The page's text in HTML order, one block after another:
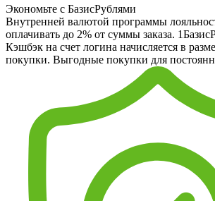
Экономьте с БазисРублями
Внутренней валютой программы
оплачивать до 2% от суммы заказа.
Кэшбэк на счет логина начисляется в
покупки. Выгодные покупки для